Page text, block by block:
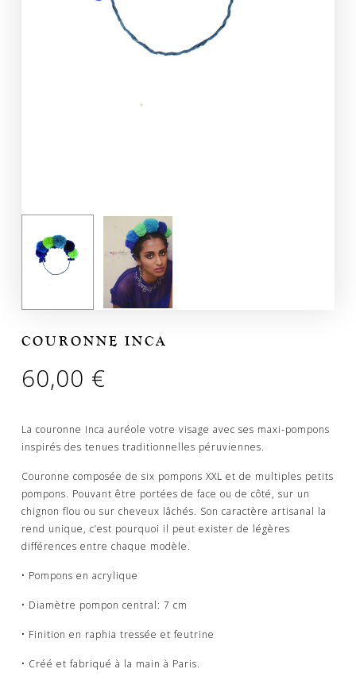
COURONNE INCA
60,00 €
La couronne Inca auréole votre visage avec ses maxi-pompons
inspirés des tenues traditionnelles péruviennes.
Couronne composée de six pompons XXL et de multiples petits
pompons. Pouvant être portées de face ou de côté, sur un
chignon flou ou sur cheveux lâchés. Son caractère artisanal la
rend unique, c’est pourquoi il peut exister de légères
différences entre chaque modèle.
• Pompons en acrylique
• Diamètre pompon central: 7 cm
• Finition en raphia tressée et feutrine
• Créé et fabriqué à la main à Paris.